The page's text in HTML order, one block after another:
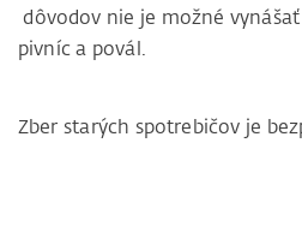
dôvodov nie je možné
pivníc a povál.
Zber starých spotrebičov je